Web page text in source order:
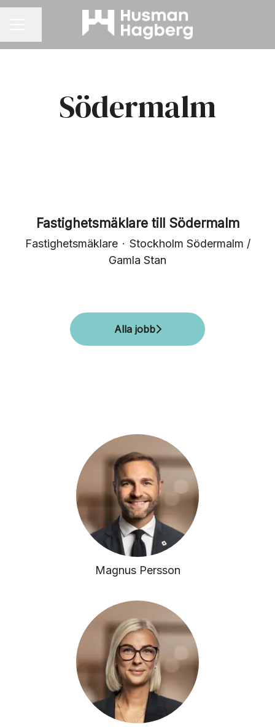
Södermalm
Fastighetsmäklare till Södermalm
Fastighetsmäklare · Stockholm Södermalm /
Gamla Stan
Alla jobb
Magnus Persson